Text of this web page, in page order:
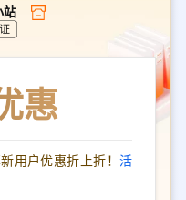
站
惠
用户优惠折上折！ 活